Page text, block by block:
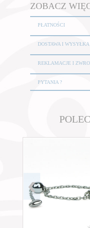
ZOBACZ
PŁATNOŚCI
DOSTAWA I WYSYŁKA
REKLAMACJE I
PYTANIA ?